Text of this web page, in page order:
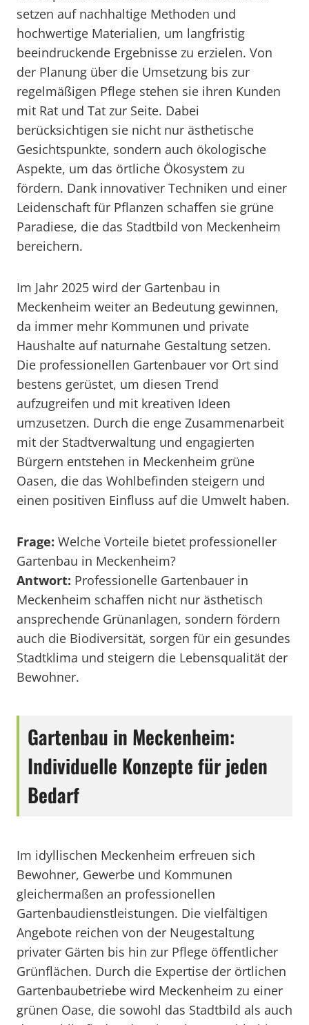
setzen auf nachhaltige Methoden und
hochwertige Materialien, um langfristig
beeindruckende Ergebnisse zu erzielen. Von
der Planung über die Umsetzung bis zur
regelmäßigen Pflege stehen sie ihren Kunden
mit Rat und Tat zur Seite. Dabei
berücksichtigen sie nicht nur ästhetische
Gesichtspunkte, sondern auch ökologische
Aspekte, um das örtliche Ökosystem zu
fördern. Dank innovativer Techniken und einer
Leidenschaft für Pflanzen schaffen sie grüne
Paradiese, die das Stadtbild von Meckenheim
bereichern.
Im Jahr 2025 wird der Gartenbau in
Meckenheim weiter an Bedeutung gewinnen,
da immer mehr Kommunen und private
Haushalte auf naturnahe Gestaltung setzen.
Die professionellen Gartenbauer vor Ort sind
bestens gerüstet, um diesen Trend
aufzugreifen und mit kreativen Ideen
umzusetzen. Durch die enge Zusammenarbeit
mit der Stadtverwaltung und engagierten
Bürgern entstehen in Meckenheim grüne
Oasen, die das Wohlbefinden steigern und
einen positiven Einfluss auf die Umwelt haben.
Frage: Welche Vorteile bietet professioneller
Gartenbau in Meckenheim?
Antwort: Professionelle Gartenbauer in
Meckenheim schaffen nicht nur ästhetisch
ansprechende Grünanlagen, sondern fördern
auch die Biodiversität, sorgen für ein gesundes
Stadtklima und steigern die Lebensqualität der
Bewohner.
Gartenbau in Meckenheim:
Individuelle Konzepte für jeden
Bedarf
Im idyllischen Meckenheim erfreuen sich
Bewohner, Gewerbe und Kommunen
gleichermaßen an professionellen
Gartenbaudienstleistungen. Die vielfältigen
Angebote reichen von der Neugestaltung
privater Gärten bis hin zur Pflege öffentlicher
Grünflächen. Durch die Expertise der örtlichen
Gartenbaubetriebe wird Meckenheim zu einer
grünen Oase, die sowohl das Stadtbild als auch